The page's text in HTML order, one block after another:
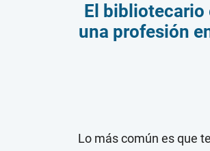
El bibliotecario
una profesión
Lo más común es que